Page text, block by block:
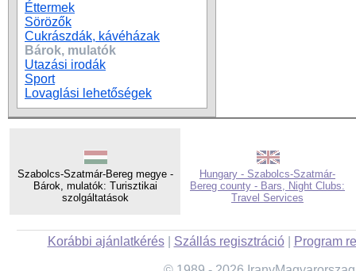
Éttermek
Sörözők
Cukrászdák, kávéházak
Bárok, mulatók
Utazási irodák
Sport
Lovaglási lehetőségek
Szabolcs-Szatmár-Bereg megye -
Bárok, mulatók: Turisztikai
szolgáltatások
Hungary - Szabolcs-Szatmár-
Bereg county - Bars, Night Clubs:
Travel Services
Korábbi ajánlatkérés| Szállás regisztráció| Program